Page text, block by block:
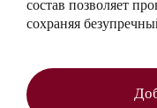
состав позволяет
сохраняя